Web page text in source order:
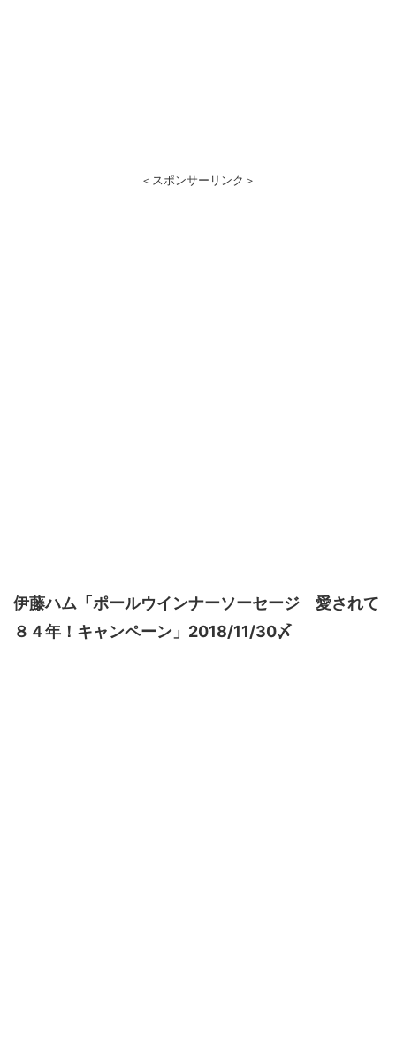
＜スポンサーリンク＞
伊藤ハム「ポールウインナーソーセージ 愛されて
８４年！キャンペーン」2018/11/30〆